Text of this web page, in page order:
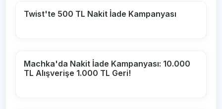
Twist'te 500 TL Nakit İade Kampanyası
Machka'da Nakit İade Kampanyası: 10.000
TL Alışverişe 1.000 TL Geri!